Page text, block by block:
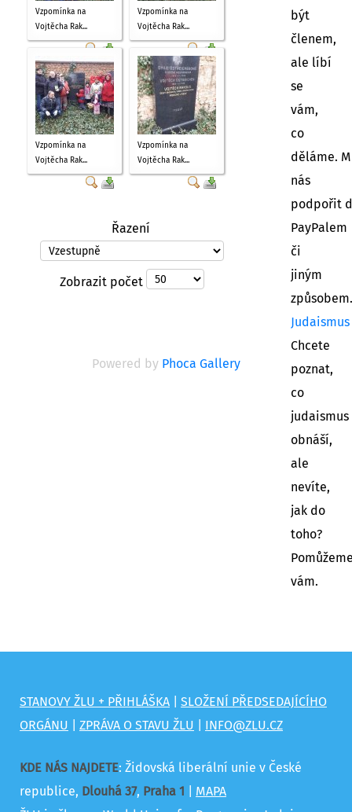
Vzpomínka na
Vojtěcha Rak...
Vzpomínka na
Vojtěcha Rak...
Vzpomínka na
Vojtěcha Rak...
Vzpomínka na
Vojtěcha Rak...
Řazení
Zobrazit počet
Powered by Phoca Gallery
být
členem,
ale líbí
se
vám,
co
děláme.
nás
podpořit
PayPalem
či
jiným
způsobem.
Judaismus
Chcete
poznat,
co
judaismus
obnáší,
ale
nevíte,
jak do
toho?
vám.
STANOVY ŽLU + PŘIHLÁŠKA
SLOŽENÍ PŘEDSEDAJÍCÍHO
ORGÁNU
ZPRÁVA O STAVU ŽLU INFO@ZLU.CZ
KDE NÁS NAJDETE: Židovská liberální unie v České
republice, Dlouhá 37, Praha 1
MAPA